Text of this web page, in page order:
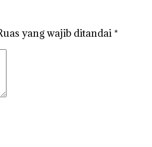
yang wajib ditandai *